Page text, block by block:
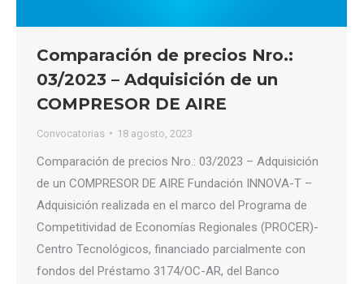
Comparación de precios Nro.:
03/2023 – Adquisición de un
COMPRESOR DE AIRE
Convocatorias 18 agosto, 2023
Comparación de precios Nro.: 03/2023 – Adquisición
de un COMPRESOR DE AIRE Fundación INNOVA-T –
Adquisición realizada en el marco del Programa de
Competitividad de Economías Regionales (PROCER)-
Centro Tecnológicos, financiado parcialmente con
fondos del Préstamo 3174/OC-AR, del Banco